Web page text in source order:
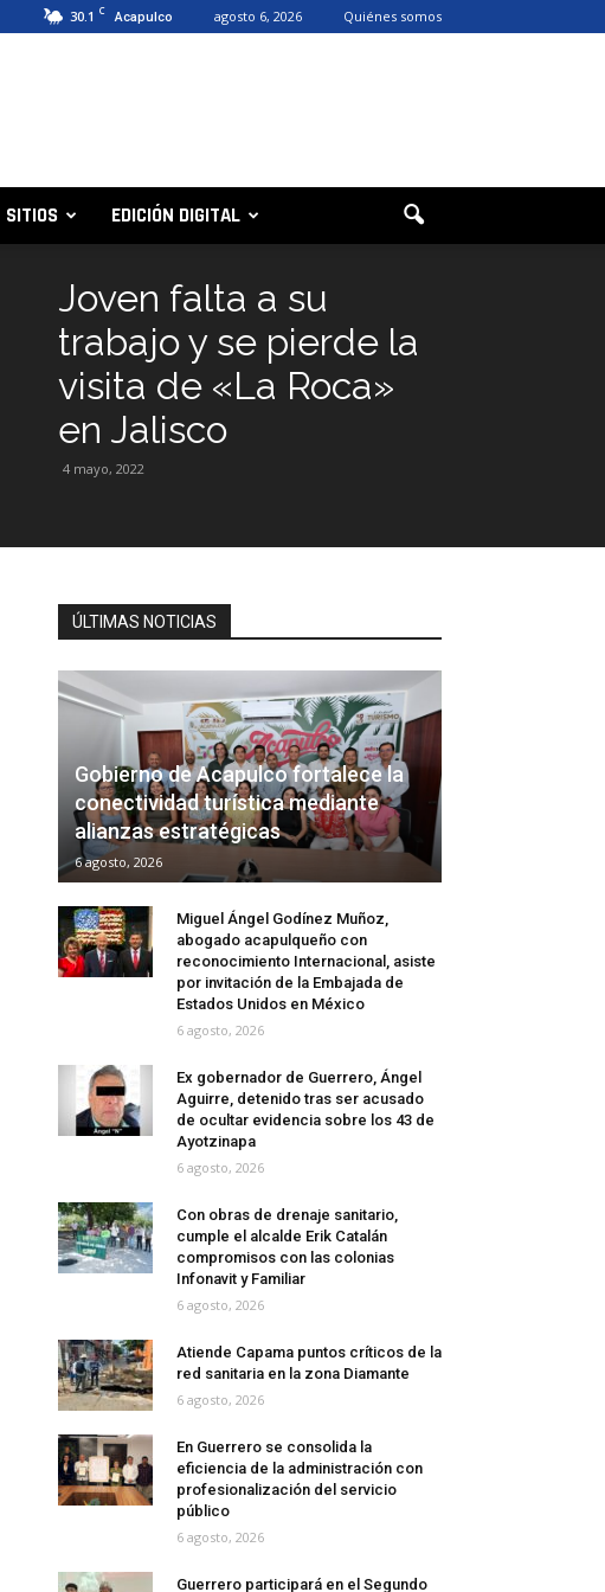
30.1 C Acapulco agosto 6, 2026 Quiénes somos
SITIOS EDICIÓN DIGITAL
Joven falta a su
trabajo y se pierde la
visita de «La Roca»
en Jalisco
4 mayo, 2022
ÚLTIMAS NOTICIAS
Gobierno de Acapulco fortalece la
conectividad turística mediante
alianzas estratégicas
6 agosto, 2026
Miguel Ángel Godínez Muñoz,
abogado acapulqueño con
reconocimiento Internacional, asiste
por invitación de la Embajada de
Estados Unidos en México
6 agosto, 2026
Ex gobernador de Guerrero, Ángel
Aguirre, detenido tras ser acusado
de ocultar evidencia sobre los 43 de
Ayotzinapa
6 agosto, 2026
Con obras de drenaje sanitario,
cumple el alcalde Erik Catalán
compromisos con las colonias
Infonavit y Familiar
6 agosto, 2026
Atiende Capama puntos críticos de la
red sanitaria en la zona Diamante
6 agosto, 2026
En Guerrero se consolida la
eficiencia de la administración con
profesionalización del servicio
público
6 agosto, 2026
Guerrero participará en el Segundo